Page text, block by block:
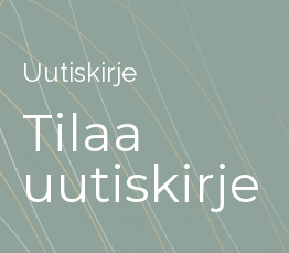
Uutiskirje
Tilaa
uutiskirje